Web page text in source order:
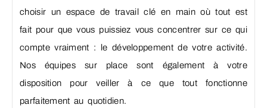
choisir un espace de travail clé en main où tout est
fait pour que vous puissiez vous concentrer sur ce qui
compte vraiment : le développement de votre activité.
Nos équipes sur place sont également à votre
disposition pour veiller à ce que tout fonctionne
parfaitement au quotidien.